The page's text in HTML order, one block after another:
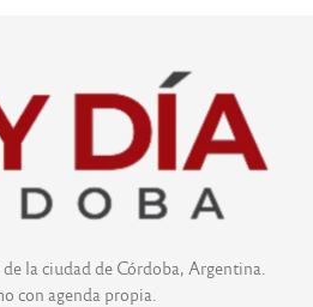
la ciudad de Córdoba, Argentina.
con agenda propia.